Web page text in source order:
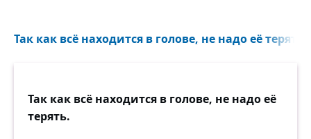
Так как всё находится в голове, не надо её
Так как всё находится в голове, не надо её
терять.